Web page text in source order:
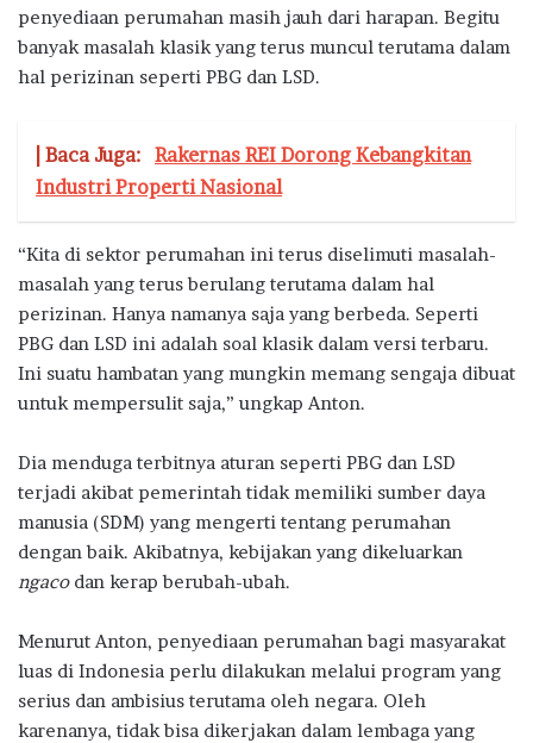
penyediaan perumahan masih jauh dari harapan. Begitu
banyak masalah klasik yang terus muncul terutama dalam
hal perizinan seperti PBG dan LSD.
| Baca Juga: Rakernas REI Dorong Kebangkitan
Industri Properti Nasional
“Kita di sektor perumahan ini terus diselimuti masalah-
masalah yang terus berulang terutama dalam hal
perizinan. Hanya namanya saja yang berbeda. Seperti
PBG dan LSD ini adalah soal klasik dalam versi terbaru.
Ini suatu hambatan yang mungkin memang sengaja dibuat
untuk mempersulit saja,” ungkap Anton.
Dia menduga terbitnya aturan seperti PBG dan LSD
terjadi akibat pemerintah tidak memiliki sumber daya
manusia (SDM) yang mengerti tentang perumahan
dengan baik. Akibatnya, kebijakan yang dikeluarkan
ngaco dan kerap berubah-ubah.
Menurut Anton, penyediaan perumahan bagi masyarakat
luas di Indonesia perlu dilakukan melalui program yang
serius dan ambisius terutama oleh negara. Oleh
karenanya, tidak bisa dikerjakan dalam lembaga yang